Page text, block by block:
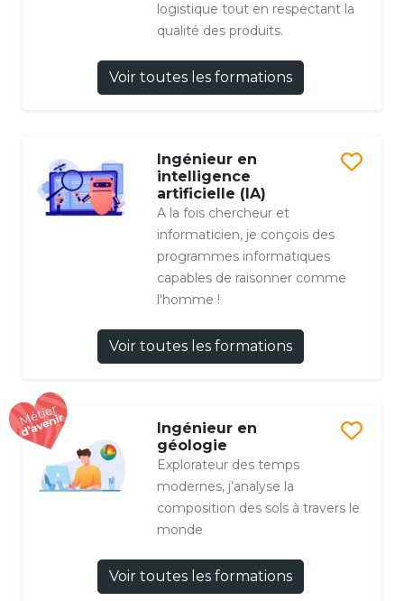
logistique tout en respectant la
qualité des produits.
Voir toutes les formations
Ingénieur en
intelligence
artificielle (IA)
A la fois chercheur et
informaticien, je conçois des
programmes informatiques
capables de raisonner comme
l'homme !
Voir toutes les formations
Ingénieur en
géologie
Explorateur des temps
modernes, j’analyse la
composition des sols à travers le
monde
Voir toutes les formations